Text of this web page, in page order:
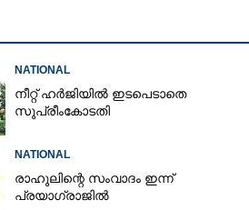
NATIONAL
നീറ്റ് ഹർജിയിൽ ഇടപെടാതെ
സുപ്രീംകോടതി
NATIONAL
രാഹുലിന്റെ സംവാദം ഇന്ന്
പ്രയാഗ്‌രാജിൽ